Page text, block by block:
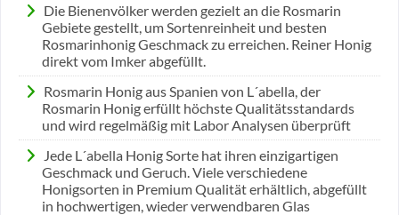
Die Bienenvölker werden gezielt an die Rosmarin
Gebiete gestellt, um Sortenreinheit und besten
Rosmarinhonig Geschmack zu erreichen. Reiner Honig
direkt vom Imker abgefüllt.
Rosmarin Honig aus Spanien von L´abella, der
Rosmarin Honig erfüllt höchste Qualitätsstandards
und wird regelmäßig mit Labor Analysen überprüft
Jede L´abella Honig Sorte hat ihren einzigartigen
Geschmack und Geruch. Viele verschiedene
Honigsorten in Premium Qualität erhältlich, abgefüllt
in hochwertigen, wieder verwendbaren Glas